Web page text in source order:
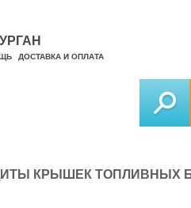
ДОСТАВКА И ОПЛАТА
КРЫШЕК ТОПЛИВНЫХ